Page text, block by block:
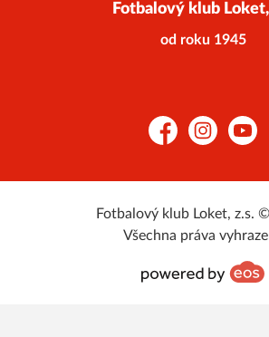
Fotbalový klub Loket,
od roku 1945
FacebookInstagram
Fotbalový klub Loket, z.s.
Všechna práva